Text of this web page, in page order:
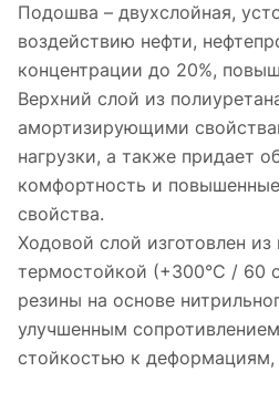
Подошва – двухслойная,
воздействию нефти,
концентрации до 20%,
Верхний слой из
амортизирующими
нагрузки, а также придает
комфортность и
свойства.
Ходовой слой изготовлен из
термостойкой (+300°С / 60
резины на основе
улучшенным
стойкостью к